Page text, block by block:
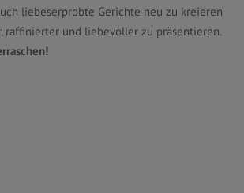
liebeserprobte Gerichte neu zu kreieren
raffinierter und liebevoller zu präsentieren.